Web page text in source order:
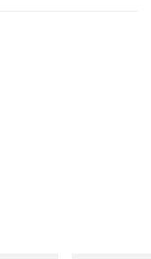
店
登場